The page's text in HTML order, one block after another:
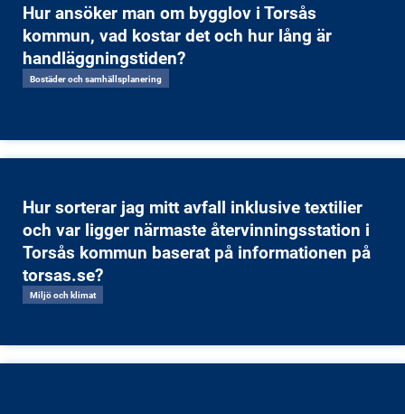
Hur ansöker man om bygglov i Torsås
kommun, vad kostar det och hur lång är
handläggningstiden?
Bostäder och samhällsplanering
Hur sorterar jag mitt avfall inklusive textilier
och var ligger närmaste återvinningsstation i
Torsås kommun baserat på informationen på
torsas.se?
Miljö och klimat